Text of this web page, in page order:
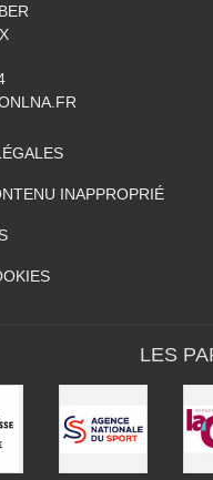
INAPPROPRIÉ
LES